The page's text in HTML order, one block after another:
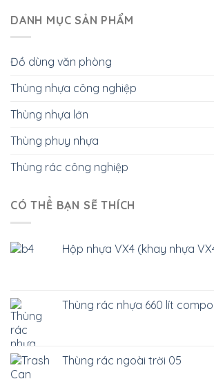
DANH MỤC SẢN PHẨM
Đồ dùng văn phòng
Thùng nhựa công nghiệp
Thùng nhựa lớn
Thùng phuy nhựa
Thùng rác công nghiệp
CÓ THỂ BẠN SẼ THÍCH
Hộp nhựa VX4 (khay nhựa
Thùng rác nhựa 660 lít
Thùng rác ngoài trời 05